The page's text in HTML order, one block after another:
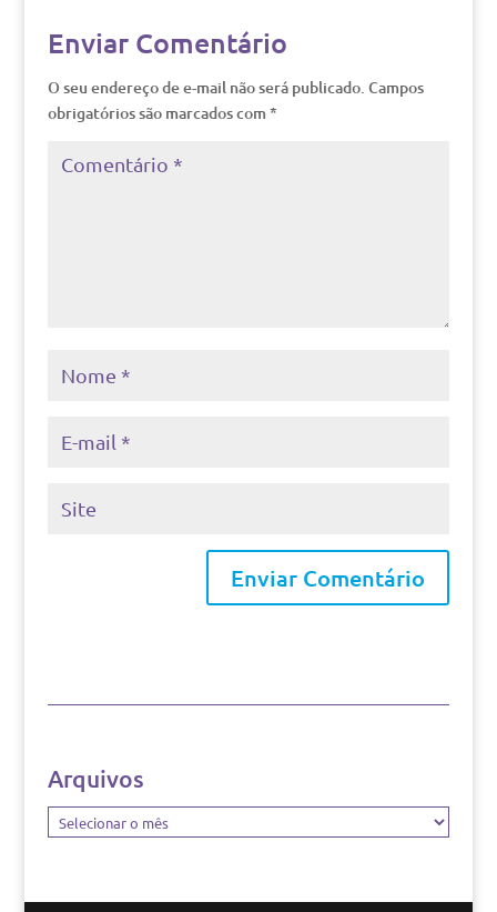
Enviar Comentário
O seu endereço de e-mail não será publicado. Campos
obrigatórios são marcados com *
Arquivos
Arquivos